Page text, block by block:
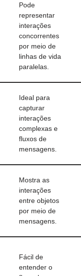
Pode
representar
interações
concorrentes
por meio de
linhas de vida
paralelas.
Ideal para
capturar
interações
complexas e
fluxos de
mensagens.
Mostra as
interações
entre objetos
por meio de
mensagens.
Fácil de
entender o